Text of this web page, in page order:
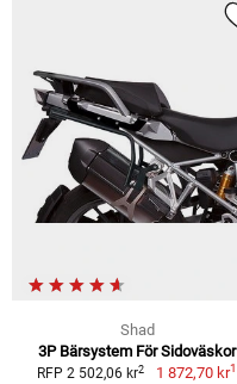
Shad
3P Bärsystem För Sidoväskor
RFP 2 502,06 kr2 1 872,70 kr1